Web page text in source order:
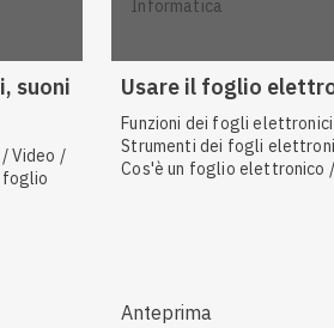
suoni
Video /
foglio
informatica
Usare il foglio
Funzioni dei fogli
Strumenti dei fogli
Cos'è un foglio elettronico
Anteprima